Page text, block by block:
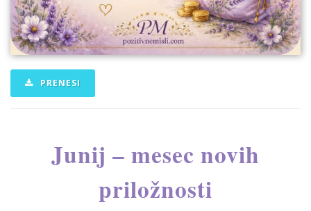
PRENESI
Junij – mesec novih
priložnosti